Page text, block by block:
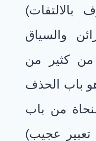
بالالتفات)
والسياق
من كثير من
باب الحذف
من باب
تعبير عجيب)